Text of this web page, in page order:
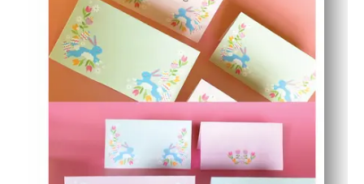
Du skriver ut hjemme med letthet - skarp farge på